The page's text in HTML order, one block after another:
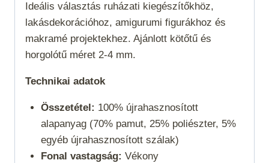
Ideális választás ruházati kiegészítőkhöz,
lakásdekorációhoz, amigurumi figurákhoz és
makramé projektekhez. Ajánlott kötőtű és
horgolótű méret 2-4 mm.
Technikai adatok
Összetétel: 100% újrahasznosított
alapanyag (70% pamut, 25% poliészter, 5%
egyéb újrahasznosított szálak)
Fonal vastagság: Vékony